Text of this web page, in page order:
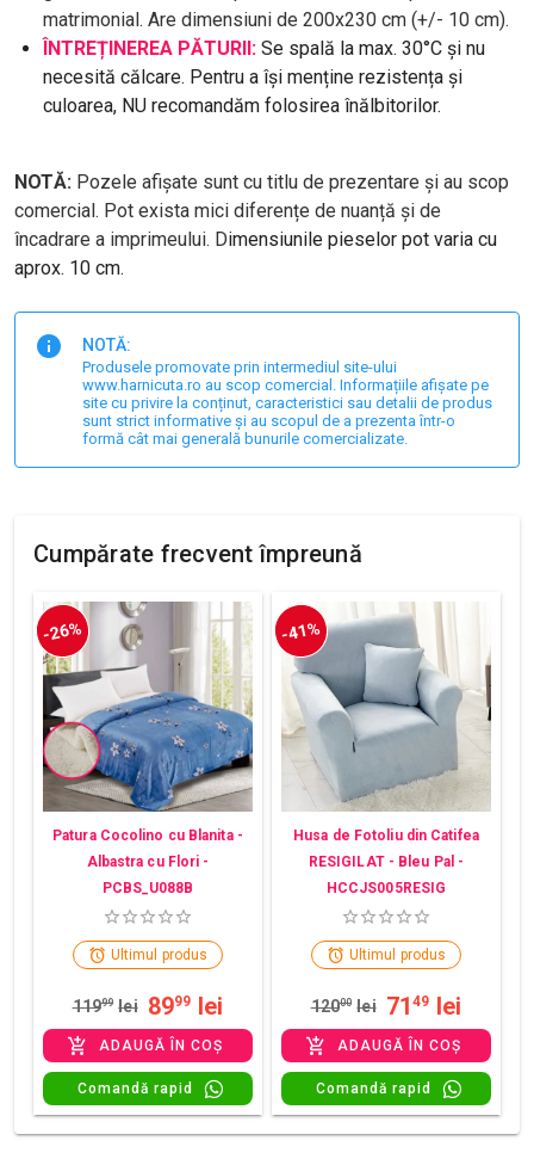
matrimonial. Are dimensiuni de 200x230 cm (+/- 10 cm).
ÎNTREȚINEREA PĂTURII: Se spală la max. 30°C și nu
necesită călcare. Pentru a își menține rezistența și
culoarea, NU recomandăm folosirea înălbitorilor.
NOTĂ: Pozele afișate sunt cu titlu de prezentare și au scop
comercial. Pot exista mici diferențe de nuanță și de
încadrare a imprimeului. Dimensiunile pieselor pot varia cu
aprox. 10 cm.
NOTĂ:
Produsele promovate prin intermediul site-ului
www.harnicuta.ro au scop comercial. Informațiile afișate pe
site cu privire la conținut, caracteristici sau detalii de produs
sunt strict informative și au scopul de a prezenta într-o
formă cât mai generală bunurile comercializate.
Cumpărate frecvent împreună
-26%
Patura Cocolino cu Blanita -
Albastra cu Flori -
PCBS_U088B
Ultimul produs
11999 lei 8999 lei
ADAUGĂ ÎN COȘ
Comandă rapid
-41%
Husa de Fotoliu din Catifea
RESIGILAT - Bleu Pal -
HCCJS005RESIG
Ultimul produs
12000 lei 71 49 lei
ADAUGĂ ÎN COȘ
Comandă rapid